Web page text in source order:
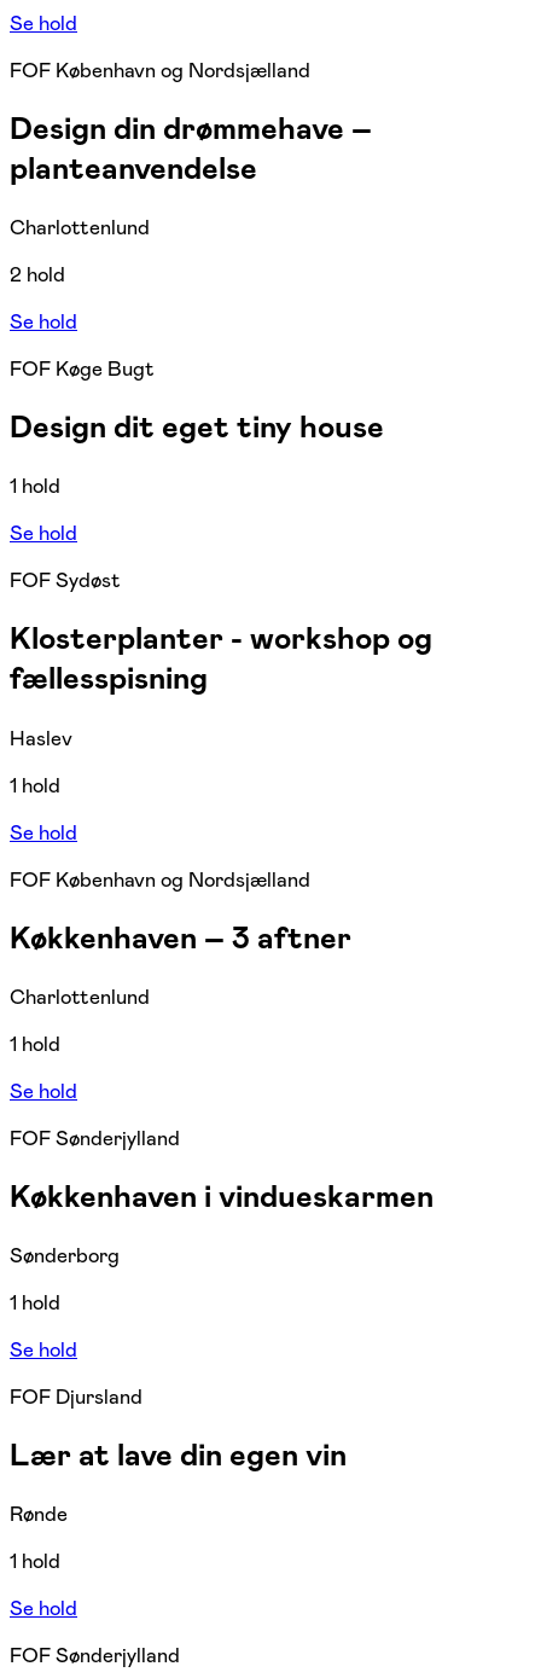
Se hold
FOF København og Nordsjælland
Design din drømmehave –
planteanvendelse
Charlottenlund
2 hold
Se hold
FOF Køge Bugt
Design dit eget tiny house
1 hold
Se hold
FOF Sydøst
Klosterplanter - workshop og
fællesspisning
Haslev
1 hold
Se hold
FOF København og Nordsjælland
Køkkenhaven – 3 aftner
Charlottenlund
1 hold
Se hold
FOF Sønderjylland
Køkkenhaven i vindueskarmen
Sønderborg
1 hold
Se hold
FOF Djursland
Lær at lave din egen vin
Rønde
1 hold
Se hold
FOF Sønderjylland